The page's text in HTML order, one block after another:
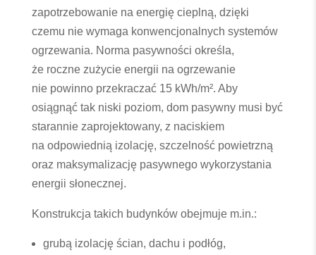
zapotrzebowanie na energię cieplną, dzięki
czemu nie wymaga konwencjonalnych systemów
ogrzewania. Norma pasywności określa,
że roczne zużycie energii na ogrzewanie
nie powinno przekraczać 15 kWh/m². Aby
osiągnąć tak niski poziom, dom pasywny musi być
starannie zaprojektowany, z naciskiem
na odpowiednią izolację, szczelność powietrzną
oraz maksymalizację pasywnego wykorzystania
energii słonecznej.
Konstrukcja takich budynków obejmuje m.in.:
grubą izolację ścian, dachu i podłóg,